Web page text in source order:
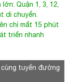
Quận 1, 3, 12,
di chuyển.
chỉ mất 15 phút
triển nhanh
tuyến đường